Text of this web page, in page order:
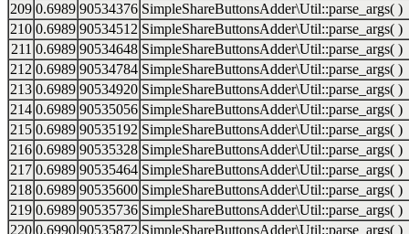
209 0.6989 90534376 SimpleShareButtonsAdder\Util::parse_args( )
210 0.6989 90534512 SimpleShareButtonsAdder\Util::parse_args( )
211 0.6989 90534648 SimpleShareButtonsAdder\Util::parse_args( )
212 0.6989 90534784 SimpleShareButtonsAdder\Util::parse_args( )
213 0.6989 90534920 SimpleShareButtonsAdder\Util::parse_args( )
214 0.6989 90535056 SimpleShareButtonsAdder\Util::parse_args( )
215 0.6989 90535192 SimpleShareButtonsAdder\Util::parse_args( )
216 0.6989 90535328 SimpleShareButtonsAdder\Util::parse_args( )
217 0.6989 90535464 SimpleShareButtonsAdder\Util::parse_args( )
218 0.6989 90535600 SimpleShareButtonsAdder\Util::parse_args( )
219 0.6989 90535736 SimpleShareButtonsAdder\Util::parse_args( )
220 0.6990 90535872 SimpleShareButtonsAdder\Util::parse_args( )